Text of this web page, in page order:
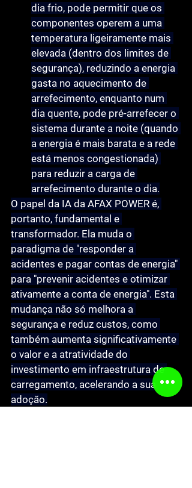
dia frio, pode permitir que os
componentes operem a uma
temperatura ligeiramente mais
elevada (dentro dos limites de
segurança), reduzindo a energia
gasta no aquecimento de
arrefecimento, enquanto num
dia quente, pode pré-arrefecer o
sistema durante a noite (quando
a energia é mais barata e a rede
está menos congestionada)
para reduzir a carga de
arrefecimento durante o dia.
O papel da IA da AFAX POWER é,
portanto, fundamental e
transformador. Ela muda o
paradigma de "responder a
acidentes e pagar contas de energia"
para "prevenir acidentes e otimizar
ativamente a conta de energia". Esta
mudança não só melhora a
segurança e reduz custos, como
também aumenta significativamente
o valor e a atratividade do
investimento em infraestrutura de
carregamento, acelerando a sua
adoção.